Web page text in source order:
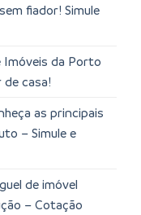
fiador! Simule
Imóveis da Porto
de casa!
as principais
– Simule e
de imóvel
– Cotação